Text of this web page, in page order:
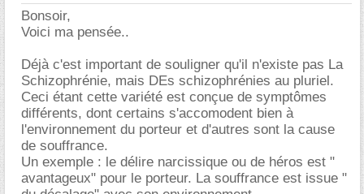
Bonsoir,
Voici ma pensée..
Déjà c'est important de souligner qu'il n'existe pas La
Schizophrénie, mais DEs schizophrénies au pluriel.
Ceci étant cette variété est conçue de symptômes
différents, dont certains s'accomodent bien à
l'environnement du porteur et d'autres sont la cause
de souffrance.
Un exemple : le délire narcissique ou de héros est "
avantageux" pour le porteur. La souffrance est issue "